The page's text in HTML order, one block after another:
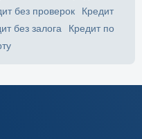
без проверок
Кредит
без залога
Кредит по